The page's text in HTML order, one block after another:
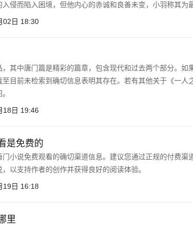
侵而陷入困境，但他内心的赤诚和良善未变，小羽称其为
02日 18:30
，其中唐门篇是精彩的篇章，包含现代和过去两个部分。如
至目前未检索到确切信息表明其存在。若有其他关于《一人
18日 19:46
是免费的
门小说免费观看的确切渠道信息。建议您通过正规的付费渠
以支持作者的创作并获得良好的阅读体验。
19日 16:18
里